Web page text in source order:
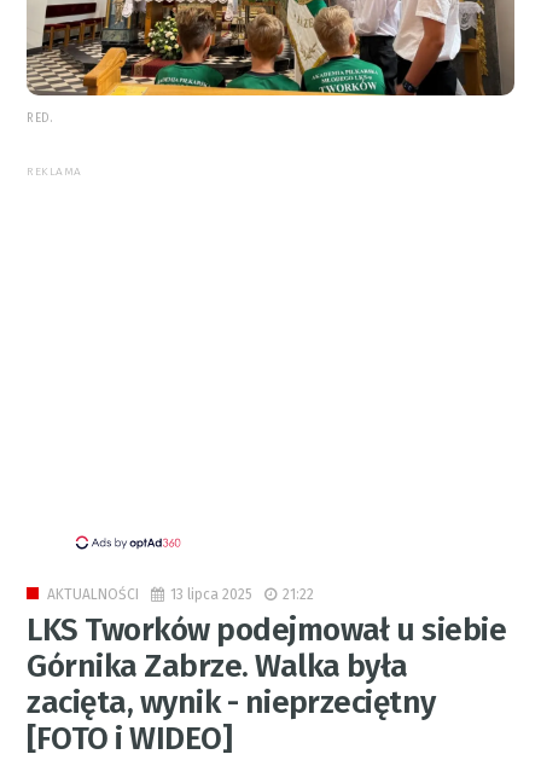
RED.
REKLAMA
AKTUALNOŚCI 13 lipca 2025 21:22
LKS Tworków podejmował u siebie
Górnika Zabrze. Walka była
zacięta, wynik - nieprzeciętny
[FOTO i WIDEO]